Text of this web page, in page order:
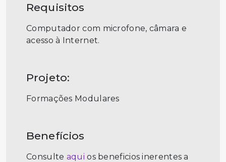
Requisitos
Computador com microfone, câmara e
acesso à Internet.
Projeto:
Formações Modulares
Benefícios
Consulte aqui os beneficios inerentes a